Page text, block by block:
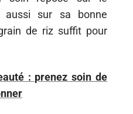
aussi sur sa bonne
de riz suffit pour
: prenez soin de